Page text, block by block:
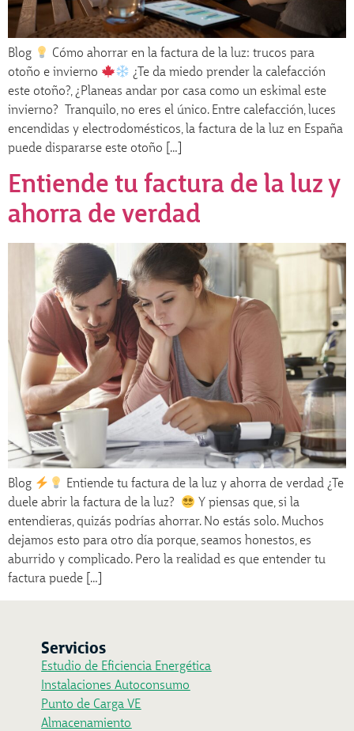
Blog
Cómo ahorrar en la factura de la luz: trucos para
otoño e invierno
¿Te da miedo prender la calefacción
este otoño?, ¿Planeas andar por casa como un eskimal este
invierno? Tranquilo, no eres el único. Entre calefacción, luces
encendidas y electrodomésticos, la factura de la luz en España
puede dispararse este otoño […]
Entiende tu factura de la luz y
ahorra de verdad
Blog
Entiende tu factura de la luz y ahorra de verdad ¿Te
duele abrir la factura de la luz?
Y piensas que, si la
entendieras, quizás podrías ahorrar. No estás solo. Muchos
dejamos esto para otro día porque, seamos honestos, es
aburrido y complicado. Pero la realidad es que entender tu
factura puede […]
Servicios
Estudio de Eficiencia Energética
Instalaciones Autoconsumo
Punto de Carga VE
Almacenamiento